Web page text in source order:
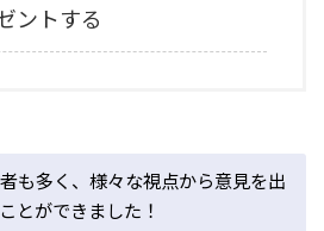
ントする
も多く、様々な視点から意見を出
とができました！